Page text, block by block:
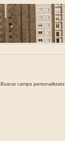
Buscar camps personalitzats